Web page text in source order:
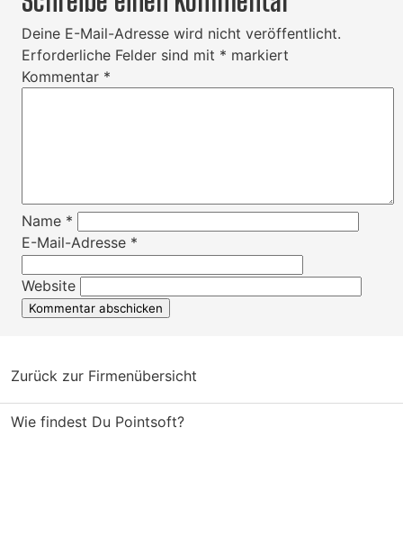
Deine E-Mail-Adresse wird nicht veröffentlicht.
Erforderliche Felder sind mit * markiert
Kommentar *
Name *
E-Mail-Adresse *
Website
Zurück zur Firmenübersicht
Wie findest Du Pointsoft?